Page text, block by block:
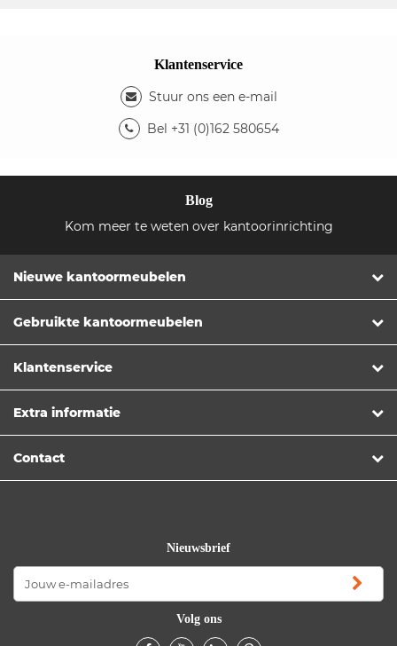
Klantenservice
Stuur ons een e-mail
Bel +31 (0)162 580654
Blog
Kom meer te weten over kantoorinrichting
Nieuwe kantoormeubelen
Gebruikte kantoormeubelen
Klantenservice
Extra informatie
Contact
Nieuwsbrief
Volg ons